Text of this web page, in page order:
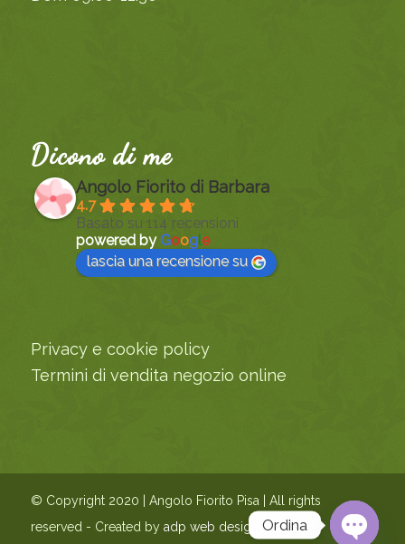
Dicono di me
Angolo Fiorito di Barbara
4.7
Basato su 114 recensioni
powered byGoogle
lascia una recensione su
Privacy e cookie policy
Termini di vendita negozio online
© Copyright 2020 | Angolo Fiorito Pisa | All rights
reserved - Created byadp web design Ordina